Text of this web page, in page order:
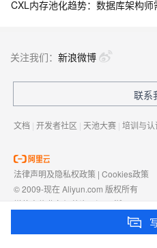
CXL内存池化趋势：数据库架构
关注我们： 新浪微博
联系
文档 | 开发者社区 | 天池大赛 | 培训与认
法律声明及隐私权政策 | Cookies政策
© 2009-现在 Aliyun.com 版权所有
增值电信业务经营许可证： 浙B2-
浙D3-
浙公网安备